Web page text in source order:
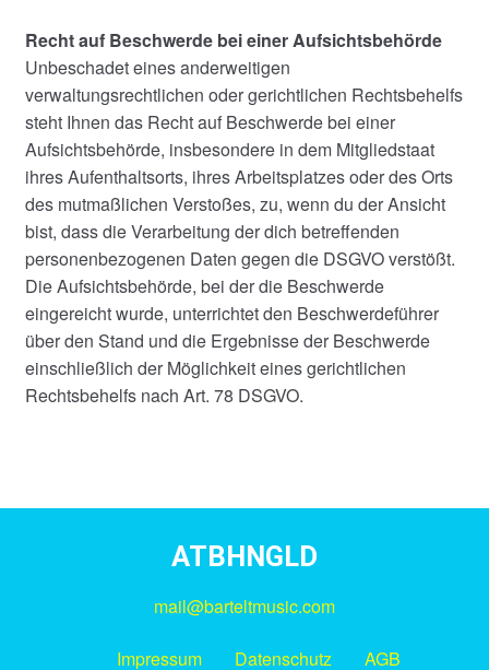
Recht auf Beschwerde bei einer Aufsichtsbehörde
Unbeschadet eines anderweitigen
verwaltungsrechtlichen oder gerichtlichen Rechtsbehelfs
steht Ihnen das Recht auf Beschwerde bei einer
Aufsichtsbehörde, insbesondere in dem Mitgliedstaat
ihres Aufenthaltsorts, ihres Arbeitsplatzes oder des Orts
des mutmaßlichen Verstoßes, zu, wenn du der Ansicht
bist, dass die Verarbeitung der dich betreffenden
personenbezogenen Daten gegen die DSGVO verstößt.
Die Aufsichtsbehörde, bei der die Beschwerde
eingereicht wurde, unterrichtet den Beschwerdeführer
über den Stand und die Ergebnisse der Beschwerde
einschließlich der Möglichkeit eines gerichtlichen
Rechtsbehelfs nach Art. 78 DSGVO.
ATBHNGLD
mail@barteltmusic.com
Impressum Datenschutz AGB